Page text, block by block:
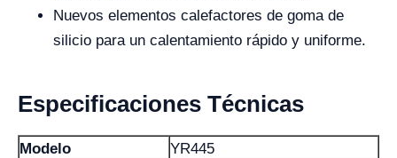
Nuevos elementos calefactores de goma de
silicio para un calentamiento rápido y uniforme.
Especificaciones Técnicas
Modelo
YR445